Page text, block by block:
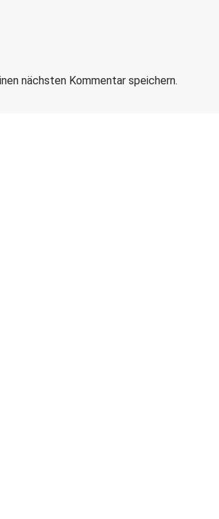
nächsten Kommentar speichern.